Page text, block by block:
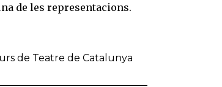
de les representacions.
de Teatre de Catalunya